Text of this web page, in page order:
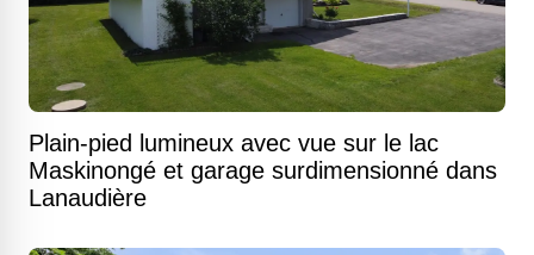
Plain-pied lumineux avec vue sur le lac
Maskinongé et garage surdimensionné dans
Lanaudière